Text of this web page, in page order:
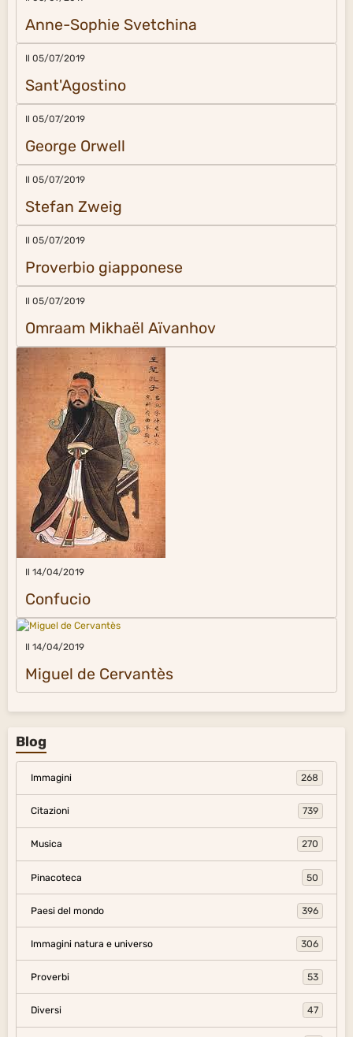
Anne-Sophie Svetchina
Il 05/07/2019
Sant'Agostino
Il 05/07/2019
George Orwell
Il 05/07/2019
Stefan Zweig
Il 05/07/2019
Proverbio giapponese
Il 05/07/2019
Omraam Mikhaël Aïvanhov
Il 14/04/2019
Confucio
Il 14/04/2019
Miguel de Cervantès
Blog
Immagini 268
Citazioni 739
Musica 270
Pinacoteca 50
Paesi del mondo 396
Immagini natura e universo 306
Proverbi 53
Diversi 47